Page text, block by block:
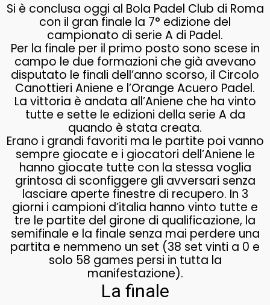
Si è conclusa oggi al Bola Padel Club di Roma
con il gran finale la 7° edizione del
campionato di serie A di Padel.
Per la finale per il primo posto sono scese in
campo le due formazioni che già avevano
disputato le finali dell’anno scorso, il Circolo
Canottieri Aniene e l’Orange Acuero Padel.
La vittoria è andata all’Aniene che ha vinto
tutte e sette le edizioni della serie A da
quando è stata creata.
Erano i grandi favoriti ma le partite poi vanno
sempre giocate e i giocatori dell’Aniene le
hanno giocate tutte con la stessa voglia
grintosa di sconfiggere gli avversari senza
lasciare aperte finestre di recupero. In 3
giorni i campioni d’italia hanno vinto tutte e
tre le partite del girone di qualificazione, la
semifinale e la finale senza mai perdere una
partita e nemmeno un set (38 set vinti a 0 e
solo 58 games persi in tutta la
manifestazione).
La finale